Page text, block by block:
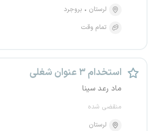
لرستان
بروجرد
تمام وقت
استخدام ۳ عنوان شغلی
ماد رعد سینا
منقضی شده
لرستان